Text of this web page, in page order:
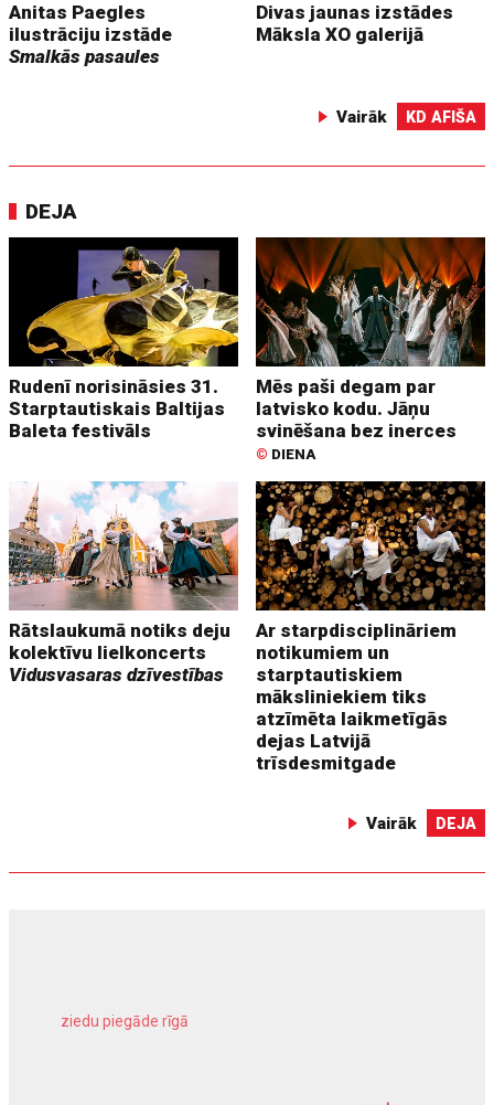
Anitas Paegles
ilustrāciju izstāde
Smalkās pasaules
Divas jaunas izstādes
Māksla XO galerijā
Vairāk KD AFIŠA
DEJA
Rudenī norisināsies 31.
Starptautiskais Baltijas
Baleta festivāls
Mēs paši degam par
latvisko kodu. Jāņu
svinēšana bez inerces
© DIENA
Rātslaukumā notiks deju
kolektīvu lielkoncerts
Vidusvasaras dzīvestības
Ar starpdisciplināriem
notikumiem un
starptautiskiem
māksliniekiem tiks
atzīmēta laikmetīgās
dejas Latvijā
trīsdesmitgade
Vairāk DEJA
ziedu piegāde rīgā